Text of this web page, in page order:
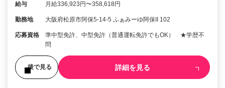
給与 月給336,923円〜358,618円
勤務地 大阪府松原市阿保5-14-5 ふぁみーゆ阿保II 102
応募資格
準中型免許、中型免許（普通運転免許でもOK） ★学歴不
問
後で見る 詳細を見る